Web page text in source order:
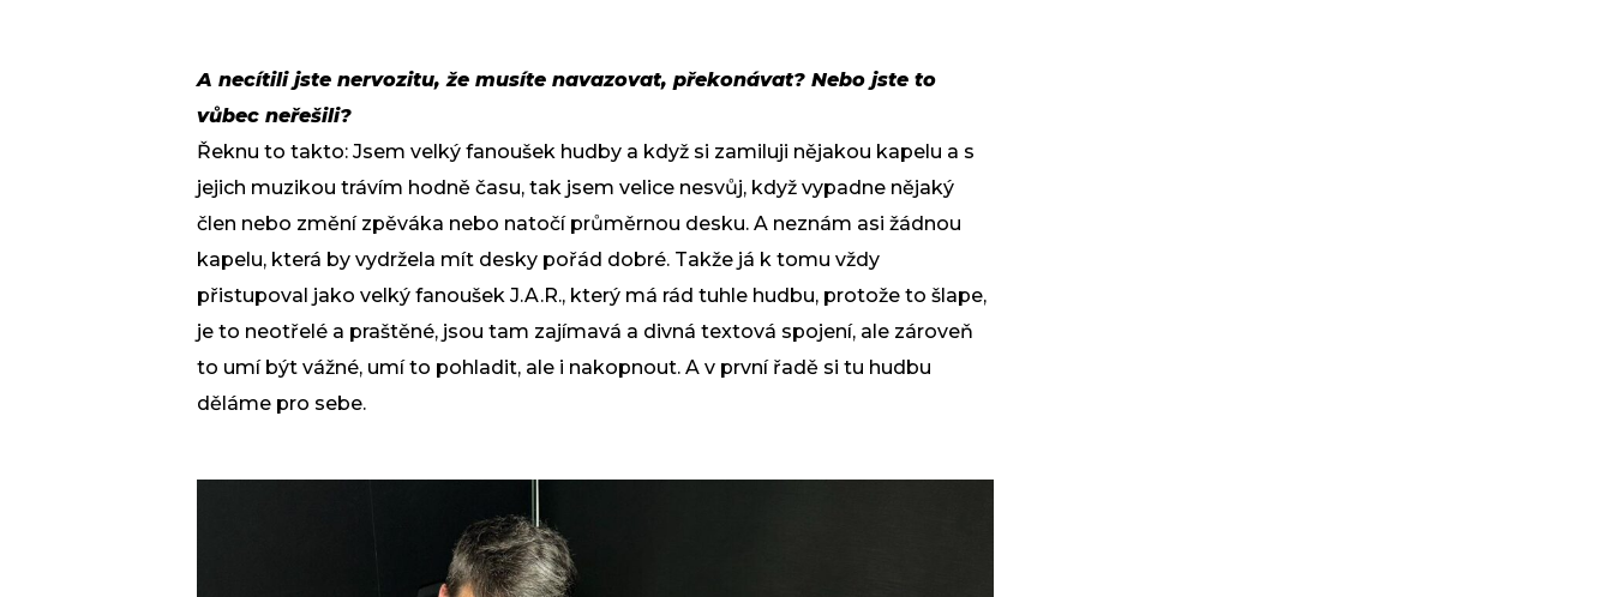
A necítili jste nervozitu, že musíte navazovat, překonávat? Nebo jste to
vůbec neřešili?
Řeknu to takto: Jsem velký fanoušek hudby a když si zamiluji nějakou kapelu a s
jejich muzikou trávím hodně času, tak jsem velice nesvůj, když vypadne nějaký
člen nebo změní zpěváka nebo natočí průměrnou desku. A neznám asi žádnou
kapelu, která by vydržela mít desky pořád dobré. Takže já k tomu vždy
přistupoval jako velký fanoušek J.A.R., který má rád tuhle hudbu, protože to šlape,
je to neotřelé a praštěné, jsou tam zajímavá a divná textová spojení, ale zároveň
to umí být vážné, umí to pohladit, ale i nakopnout. A v první řadě si tu hudbu
děláme pro sebe.